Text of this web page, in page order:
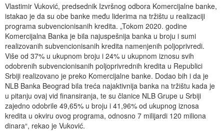
Vlastimir Vuković, predsednik Izvršnog odbora Komercijalne banke,
istakao je da su obe banke među liderima na tržištu u realizaciji
programa subvencionisanih kredita. „Tokom 2020. godine
Komercijalna Banka je bila najuspešnija banka u broju i sumi
realizovanih subvencionisanih kredita namenjenih poljoprivredi.
Više od 37% u ukupnom broju i 24% u ukupnom iznosu svih
odobrenih subvencionisanih poljoprivrednih kredita u Republici
Srbiji realizovano je preko Komercijalne banke. Dodao bih i da je
NLB Banka Beograd bila treća najaktivnija banka na tržištu kada je
u pitanju ovaj vid finansiranja, te su članice NLB Grupe u Srbiji
zajedno odobrile 49,65% u broju i 41,96% od ukupnog iznosa
kredita u okviru ovog programa, odnosno 7 milijardi 120 miliona
dinara“, rekao je Vuković.